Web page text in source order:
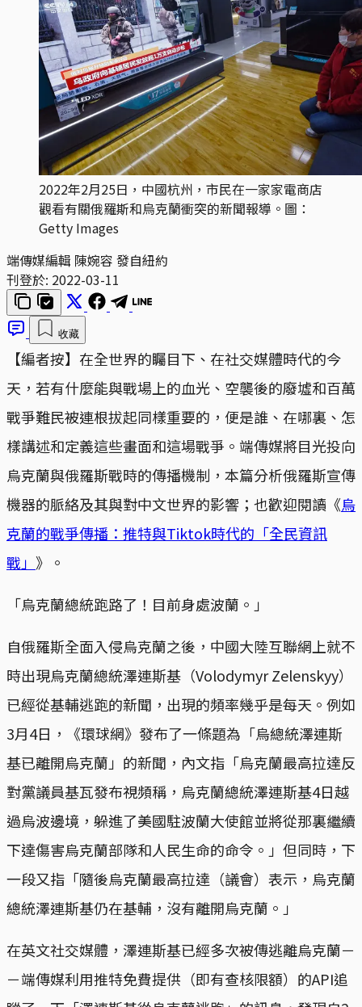
2022年2月25日，中國杭州，市民在一家家電商店
觀看有關俄羅斯和烏克蘭衝突的新聞報導。圖：
Getty Images
端傳媒編輯 陳婉容 發自紐約
刊登於: 2022-03-11
收藏
【編者按】在全世界的矚目下、在社交媒體時代的今
天，若有什麼能與戰場上的血光、空襲後的廢墟和百萬
戰爭難民被連根拔起同樣重要的，便是誰、在哪裏、怎
樣講述和定義這些畫面和這場戰爭。端傳媒將目光投向
烏克蘭與俄羅斯戰時的傳播機制，本篇分析俄羅斯宣傳
機器的脈絡及其與對中文世界的影響；也歡迎閱讀《烏
克蘭的戰爭傳播：推特與Tiktok時代的「全民資訊
戰」 》。
「烏克蘭總統跑路了！目前身處波蘭。」
自俄羅斯全面入侵烏克蘭之後，中國大陸互聯網上就不
時出現烏克蘭總統澤連斯基（Volodymyr Zelenskyy）
已經從基輔逃跑的新聞，出現的頻率幾乎是每天。例如
3月4日，《環球網》發布了一條題為「烏總統澤連斯
基已離開烏克蘭」的新聞，內文指「烏克蘭最高拉達反
對黨議員基瓦發布視頻稱，烏克蘭總統澤連斯基4日越
過烏波邊境，躲進了美國駐波蘭大使館並將從那裏繼續
下達傷害烏克蘭部隊和人民生命的命令。」但同時，下
一段又指「隨後烏克蘭最高拉達（議會）表示，烏克蘭
總統澤連斯基仍在基輔，沒有離開烏克蘭。」
在英文社交媒體，澤連斯基已經多次被傳逃離烏克蘭－
－端傳媒利用推特免費提供（即有查核限額）的API追